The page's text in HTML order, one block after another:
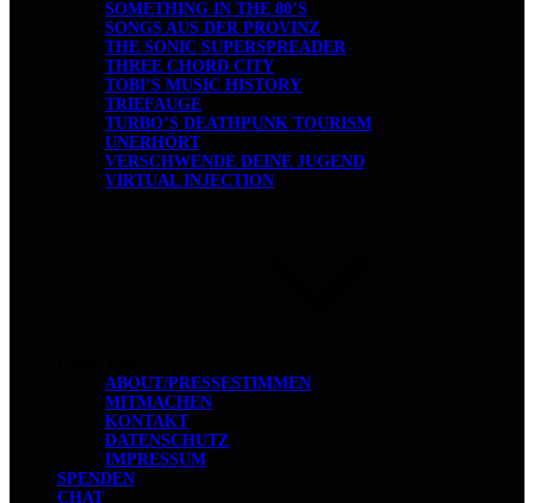
SOMETHING IN THE 80’S
SONGS AUS DER PROVINZ
THE SONIC SUPERSPREADER
THREE CHORD CITY
TOBI’S MUSIC HISTORY
TRIEFAUGE
TURBO’S DEATHPUNK TOURISM
UNERHÖRT
VERSCHWENDE DEINE JUGEND
VIRTUAL INJECTION
ABOUT/PRESSESTIMMEN
MITMACHEN
KONTAKT
DATENSCHUTZ
IMPRESSUM
SPENDEN
CHAT